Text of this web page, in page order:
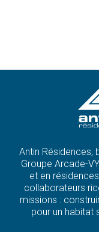
Antin Résidences,
Groupe Arcade-
et en
missions :
pour un habitat